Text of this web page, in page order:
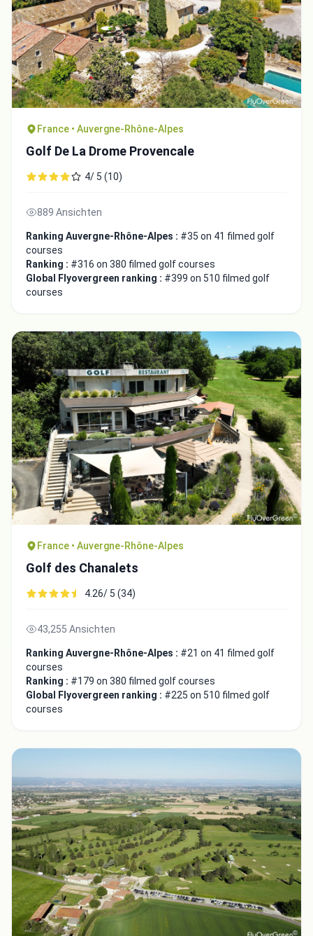
France • Auvergne-Rhône-Alpes
Golf De La Drome Provencale
4/ 5 (10)
889 Ansichten
Ranking Auvergne-Rhône-Alpes : #35 on 41 filmed golf
courses
Ranking : #316 on 380 filmed golf courses
Global Flyovergreen ranking : #399 on 510 filmed golf
courses
France • Auvergne-Rhône-Alpes
Golf des Chanalets
4.26/ 5 (34)
43,255 Ansichten
Ranking Auvergne-Rhône-Alpes : #21 on 41 filmed golf
courses
Ranking : #179 on 380 filmed golf courses
Global Flyovergreen ranking : #225 on 510 filmed golf
courses